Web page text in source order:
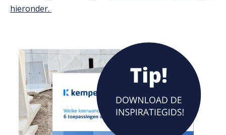
hieronder.